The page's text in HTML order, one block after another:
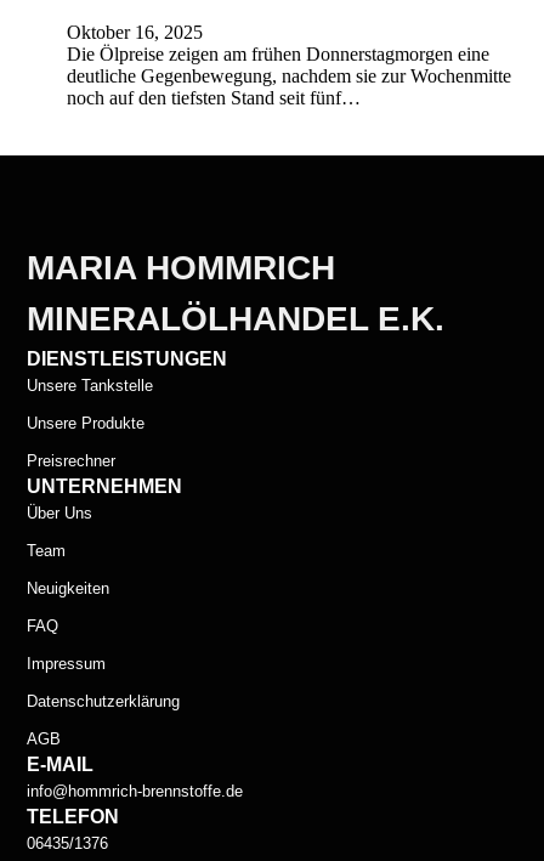
Oktober 16, 2025
Die Ölpreise zeigen am frühen Donnerstagmorgen eine
deutliche Gegenbewegung, nachdem sie zur Wochenmitte
noch auf den tiefsten Stand seit fünf…
MARIA HOMMRICH
MINERALÖLHANDEL E.K.
DIENSTLEISTUNGEN
Unsere Tankstelle
Unsere Produkte
Preisrechner
UNTERNEHMEN
Über Uns
Team
Neuigkeiten
FAQ
Impressum
Datenschutzerklärung
AGB
E-MAIL
info@hommrich-brennstoffe.de
TELEFON
06435/1376